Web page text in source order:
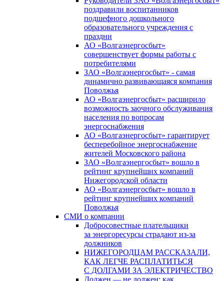
поздравили воспитанников
подшефного дошкольного
образовательного учреждения с
праздни
АО «Волгаэнергосбыт»
совершенствует формы работы с
потребителями
ЗАО «Волгаэнергосбыт» - самая
динамично развивающаяся компания
Поволжья
АО «Волгаэнергосбыт» расширило
возможность заочного обслуживания
населения по вопросам
энергоснабжения
АО «Волгаэнергосбыт» гарантирует
бесперебойное энергоснабжение
жителей Московского района
ЗАО «Волгаэнергосбыт» вошло в
рейтинг крупнейших компаний
Нижегородской области
АО «Волгаэнергосбыт» вошло в
рейтинг крупнейших компаний
Поволжья
СМИ о компании
Добросовестные плательщики
за энергоресурсы страдают из-за
должников
НИЖЕГОРОДЦАМ РАССКАЗАЛИ,
КАК ЛЕГЧЕ РАСПЛАТИТЬСЯ
С ДОЛГАМИ ЗА ЭЛЕКТРИЧЕСТВО